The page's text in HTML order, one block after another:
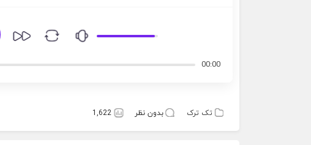
00:00
تک ترک بدون نظر 1,622